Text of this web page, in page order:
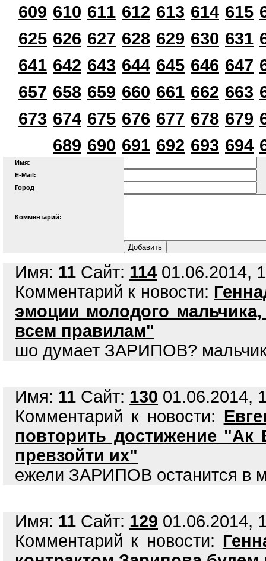
609 610 611 612 613 614 615
625 626 627 628 629 630 631
641 642 643 644 645 646 647
657 658 659 660 661 662 663
673 674 675 676 677 678 679
689 690 691 692 693 694
Имя:
E-Mail:
Город
Комментарий:
Имя: 11 Сайт: 114 01.06.2014,
Комментарий к новости:
эмоции молодого
всем правилам"
шо думает ЗАРИПОВ?
Имя: 11 Сайт: 130 01.06.2014,
Комментарий к новости:
повторить достижение
превзойти их"
ежели ЗАРИПОВ останится в
Имя: 11 Сайт: 129 01.06.2014,
Комментарий к новости: